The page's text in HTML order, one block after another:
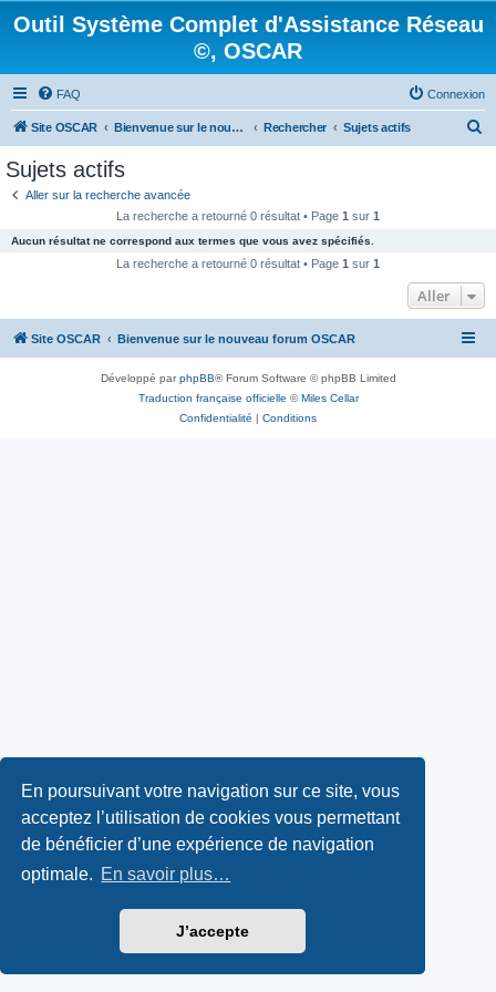
En poursuivant votre navigation sur ce site, vous
acceptez l’utilisation de cookies vous permettant
de bénéficier d’une expérience de navigation
optimale. En savoir plus…
J’accepte
Outil Système Complet d'Assistance Réseau
©, OSCAR
FAQ Connexion
Site OSCAR Bienvenue sur le nouveau forum OSCAR Rechercher Sujets actifs
c
Sujets actifs
Aller sur la recherche avancée
La recherche a retourné 0 résultat • Page 1 sur 1
Aucun résultat ne correspond aux termes que vous avez spécifiés.
La recherche a retourné 0 résultat • Page 1 sur 1
Aller
Site OSCAR Bienvenue sur le nouveau forum OSCAR
Développé parphpBB® Forum Software © phpBB Limited
Traduction française officielle ©Miles Cellar
Confidentialité | Conditions